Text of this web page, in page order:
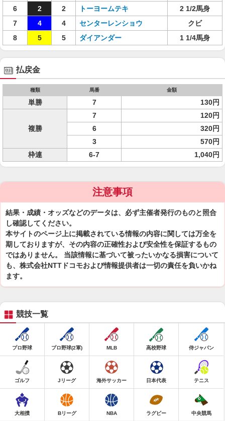
6
2 2 トーヨームテキ
2 1/2馬身
7
4 4 センターレンショウ
クビ
8
5 5 ダイアンダー 1 1/4馬身
払戻金
種類 馬番 金額
単勝 7 130円
複勝
7
120円
6
320円
3
570円
枠連
6-7 1,040円
注意事項
結果・成績・オッズなどのデータは、必ず主催者発行のものと照合
し確認してください。
本サイトのページ上に掲載されている情報の内容に関しては万全を
期しておりますが、その内容の正確性および安全性を保証するもの
ではありません。 当該情報に基づいて被ったいかなる損害について
も、株式会社NTTドコモおよび情報提供者は一切の責任を負いかね
ます。
競技一覧
プロ野球 プロ野球(2軍) MLB 高校野球 侍ジャパン
ゴルフ Jリーグ 海外サッカー 日本代表 テニス
大相撲 Bリーグ NBA ラグビー 中央競馬